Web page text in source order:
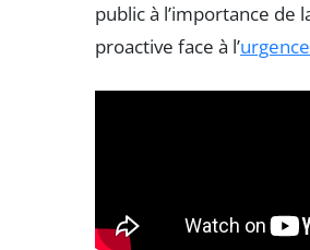
public à l’importance de
proactive face à l’